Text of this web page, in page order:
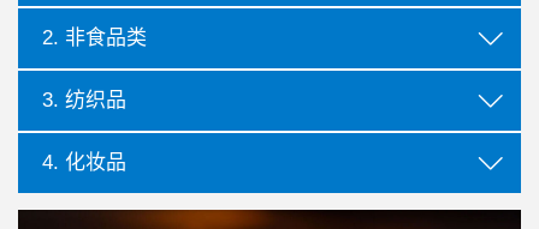
了解更多
2. 非食品类
3. 纺织品
4. 化妆品
A I 生成图片